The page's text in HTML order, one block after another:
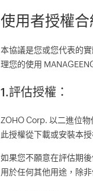
使用者授權合
本協議是您或您代表的
理您的使用
1.評估授權：
ZOHO Corp. 以二進位
此授權從下載或安裝本
如果您不願意在評估期
用於任何其他用途，除